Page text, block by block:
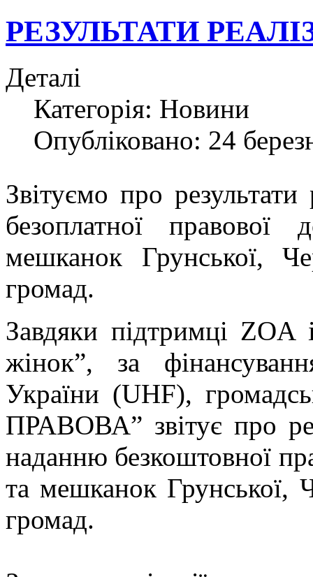
РЕЗУЛЬТАТИ
Деталі
Категорія: Новини
Опубліковано: 24
Звітуємо про
безоплатної
мешканок Грунської,
громад.
Завдяки підтримці
жінок”, за
України (UHF),
ПРАВОВА” звітує про
наданню безкоштовної
та мешканок Грунської,
громад.